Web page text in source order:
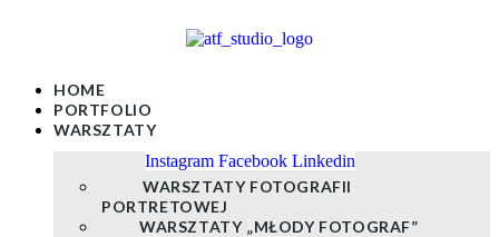
HOME
PORTFOLIO
WARSZTATY
WARSZTATY FOTOGRAFII
PORTRETOWEJ
WARSZTATY „MŁODY FOTOGRAF”
Instagram Facebook Linkedin